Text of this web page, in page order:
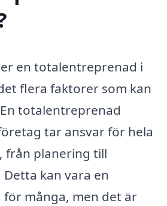
en totalentreprenad i
flera faktorer som kan
totalentreprenad
tar ansvar för hela
från planering till
kan vara en
för många, men det är